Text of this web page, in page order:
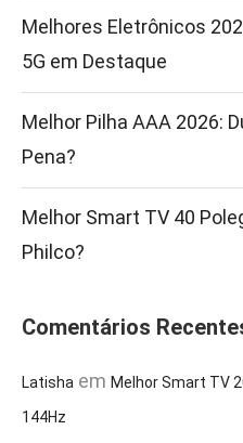
Melhores Eletrônicos
5G em Destaque
Melhor Pilha AAA 2026:
Pena?
Melhor Smart TV 40
Philco?
Comentários
Latisha em Melhor Smart TV
144Hz